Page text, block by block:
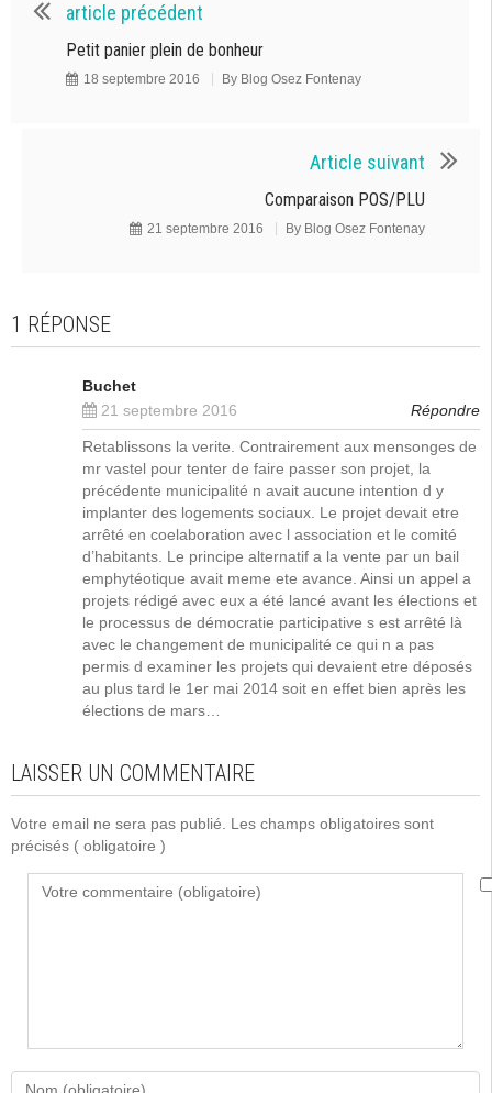
article précédent
Petit panier plein de bonheur
18 septembre 2016 By Blog Osez Fontenay
Article suivant
Comparaison POS/PLU
21 septembre 2016 By Blog Osez Fontenay
1 RÉPONSE
Buchet
21 septembre 2016
Répondre
Retablissons la verite. Contrairement aux mensonges de
mr vastel pour tenter de faire passer son projet, la
précédente municipalité n avait aucune intention d y
implanter des logements sociaux. Le projet devait etre
arrêté en coelaboration avec l association et le comité
d’habitants. Le principe alternatif a la vente par un bail
emphytéotique avait meme ete avance. Ainsi un appel a
projets rédigé avec eux a été lancé avant les élections et
le processus de démocratie participative s est arrêté là
avec le changement de municipalité ce qui n a pas
permis d examiner les projets qui devaient etre déposés
au plus tard le 1er mai 2014 soit en effet bien après les
élections de mars…
LAISSER UN COMMENTAIRE
Votre email ne sera pas publié. Les champs obligatoires sont
précisés ( obligatoire )